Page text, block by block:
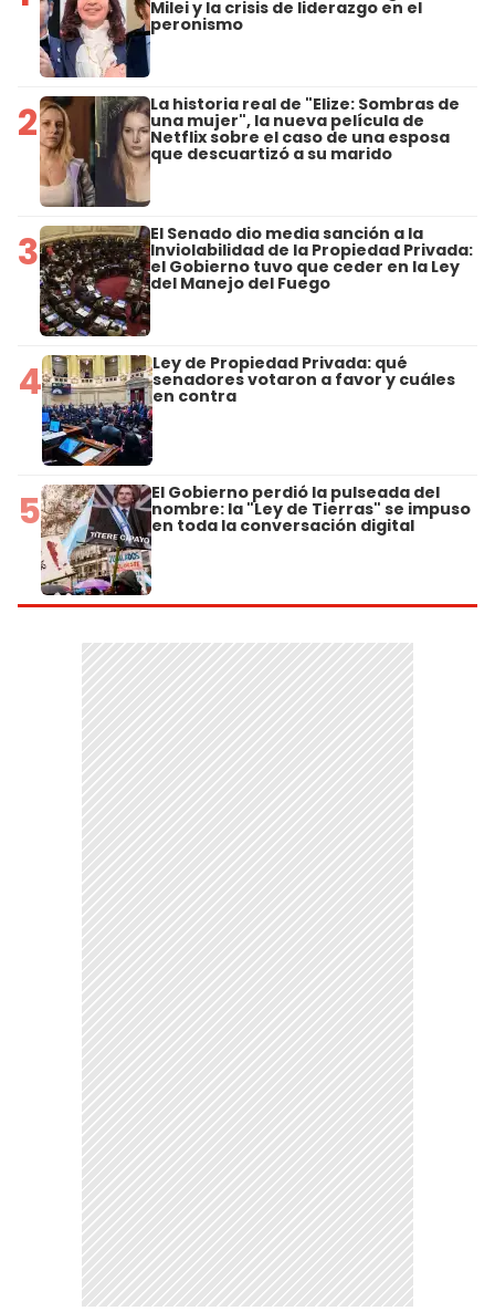
Milei y la crisis de liderazgo en el
peronismo
2 La historia real de "Elize: Sombras de
una mujer", la nueva película de
Netflix sobre el caso de una esposa
que descuartizó a su marido
3 El Senado dio media sanción a la
Inviolabilidad de la Propiedad Privada:
el Gobierno tuvo que ceder en la Ley
del Manejo del Fuego
4 Ley de Propiedad Privada: qué
senadores votaron a favor y cuáles
en contra
5 El Gobierno perdió la pulseada del
nombre: la "Ley de Tierras" se impuso
en toda la conversación digital